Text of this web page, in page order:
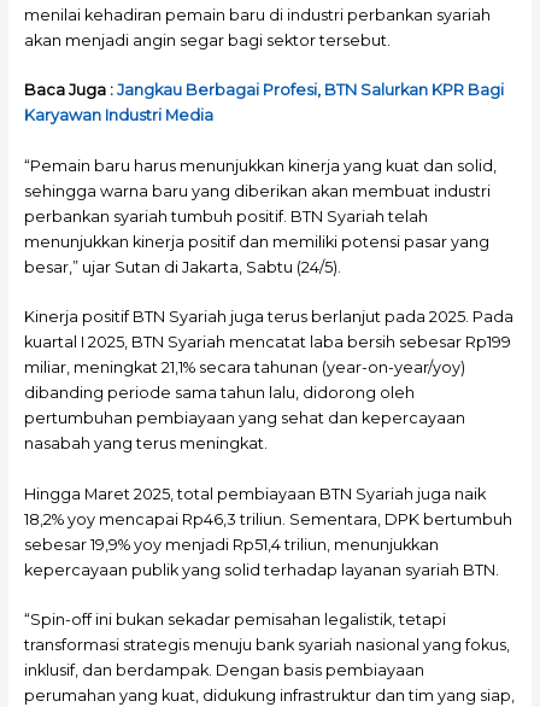
menilai kehadiran pemain baru di industri perbankan syariah
akan menjadi angin segar bagi sektor tersebut.
Baca Juga :Jangkau Berbagai Profesi, BTN Salurkan KPR Bagi
Karyawan Industri Media
“Pemain baru harus menunjukkan kinerja yang kuat dan solid,
sehingga warna baru yang diberikan akan membuat industri
perbankan syariah tumbuh positif. BTN Syariah telah
menunjukkan kinerja positif dan memiliki potensi pasar yang
besar,” ujar Sutan di Jakarta, Sabtu (24/5).
Kinerja positif BTN Syariah juga terus berlanjut pada 2025. Pada
kuartal I 2025, BTN Syariah mencatat laba bersih sebesar Rp199
miliar, meningkat 21,1% secara tahunan (year-on-year/yoy)
dibanding periode sama tahun lalu, didorong oleh
pertumbuhan pembiayaan yang sehat dan kepercayaan
nasabah yang terus meningkat.
Hingga Maret 2025, total pembiayaan BTN Syariah juga naik
18,2% yoy mencapai Rp46,3 triliun. Sementara, DPK bertumbuh
sebesar 19,9% yoy menjadi Rp51,4 triliun, menunjukkan
kepercayaan publik yang solid terhadap layanan syariah BTN.
“Spin-off ini bukan sekadar pemisahan legalistik, tetapi
transformasi strategis menuju bank syariah nasional yang fokus,
inklusif, dan berdampak. Dengan basis pembiayaan
perumahan yang kuat, didukung infrastruktur dan tim yang siap,